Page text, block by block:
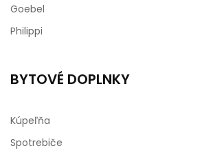
Goebel
Philippi
BYTOVÉ DOPLNKY
Kúpeľňa
Spotrebiče